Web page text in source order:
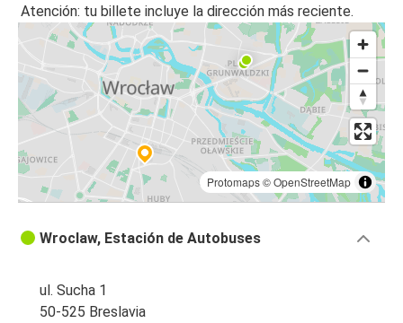
Atención: tu billete incluye la dirección más reciente.
Protomaps©OpenStreetMap
Wroclaw, Estación de Autobuses
ul. Sucha 1
50-525 Breslavia